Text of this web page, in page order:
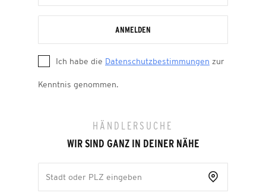
ANMELDEN
Ich habe die Datenschutzbestimmungen zur
Kenntnis genommen.
HÄNDLERSUCHE
WIR SIND GANZ IN DEINER NÄHE